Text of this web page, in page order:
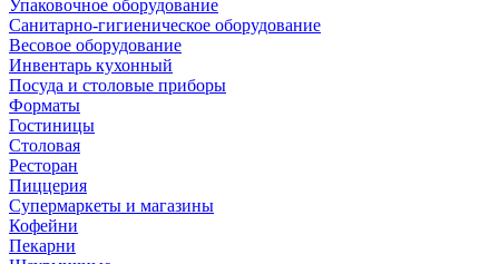
Упаковочное оборудование
Санитарно-гигиеническое оборудование
Весовое оборудование
Инвентарь кухонный
Посуда и столовые приборы
Форматы
Гостиницы
Столовая
Ресторан
Пиццерия
Супермаркеты и магазины
Кофейни
Пекарни